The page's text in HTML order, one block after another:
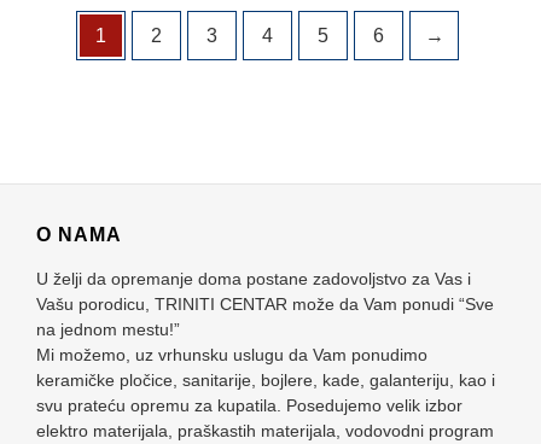
1 2 3 4 5 6 →
O NAMA
U želji da opremanje doma postane zadovoljstvo za Vas i
Vašu porodicu, TRINITI CENTAR može da Vam ponudi “Sve
na jednom mestu!”
Mi možemo, uz vrhunsku uslugu da Vam ponudimo
keramičke pločice, sanitarije, bojlere, kade, galanteriju, kao i
svu prateću opremu za kupatila. Posedujemo velik izbor
elektro materijala, praškastih materijala, vodovodni program